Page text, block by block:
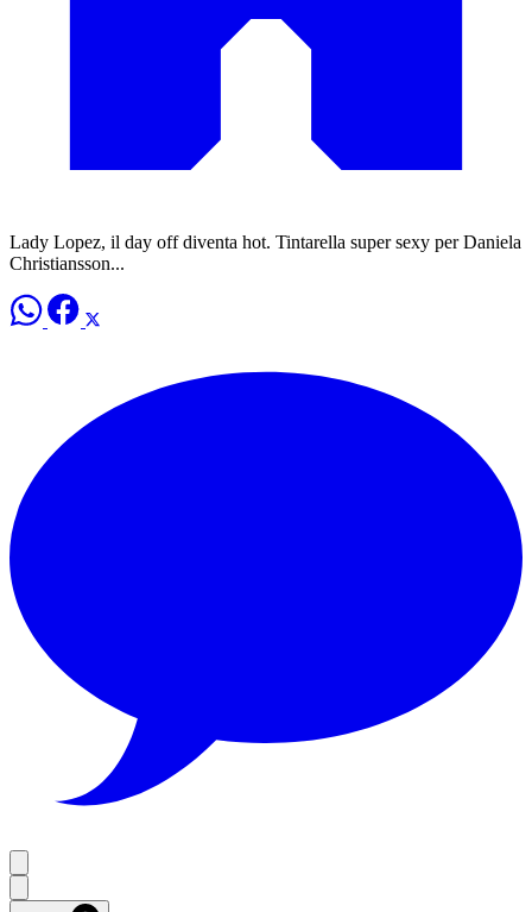
Lady Lopez, il day off diventa hot. Tintarella super sexy per Daniela
Christiansson...